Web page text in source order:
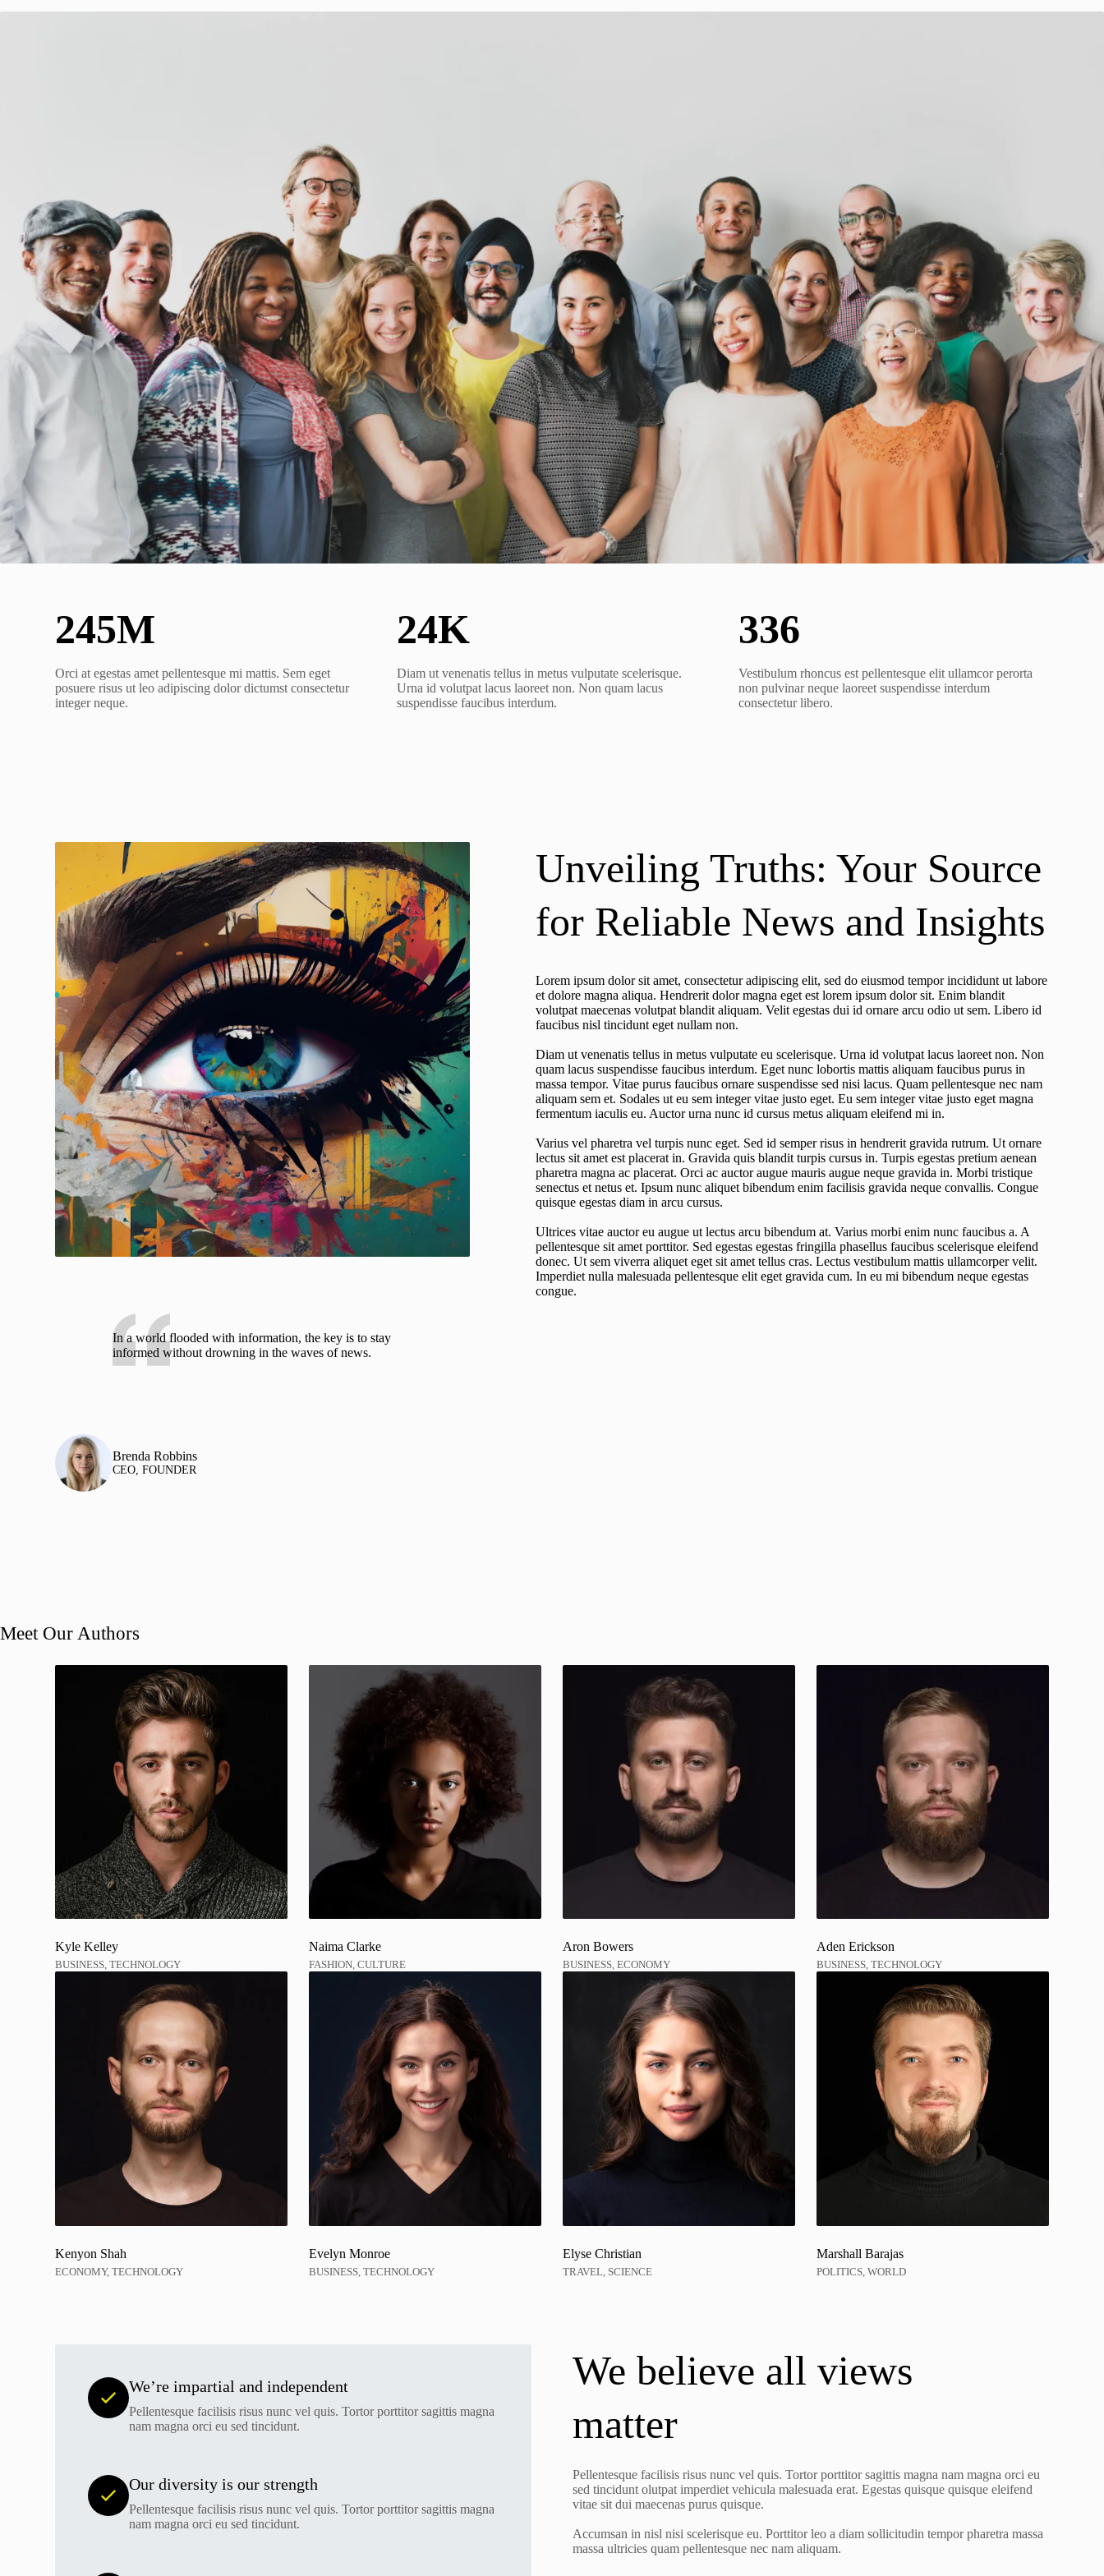
250M
Orci at egestas amet pellentesque mi mattis. Sem eget
posuere risus ut leo adipiscing dolor dictumst consectetur
integer neque.
25K
Diam ut venenatis tellus in metus vulputate scelerisque.
Urna id volutpat lacus laoreet non. Non quam lacus
suspendisse faucibus interdum.
342
Vestibulum rhoncus est pellentesque elit ullamcor perorta
non pulvinar neque laoreet suspendisse interdum
consectetur libero.
In a world flooded with information, the key is to stay
informed without drowning in the waves of news.
Brenda Robbins
CEO, FOUNDER
Unveiling Truths: Your Source
for Reliable News and Insights
Lorem ipsum dolor sit amet, consectetur adipiscing elit, sed do eiusmod tempor incididunt ut labore
et dolore magna aliqua. Hendrerit dolor magna eget est lorem ipsum dolor sit. Enim blandit
volutpat maecenas volutpat blandit aliquam. Velit egestas dui id ornare arcu odio ut sem. Libero id
faucibus nisl tincidunt eget nullam non.
Diam ut venenatis tellus in metus vulputate eu scelerisque. Urna id volutpat lacus laoreet non. Non
quam lacus suspendisse faucibus interdum. Eget nunc lobortis mattis aliquam faucibus purus in
massa tempor. Vitae purus faucibus ornare suspendisse sed nisi lacus. Quam pellentesque nec nam
aliquam sem et. Sodales ut eu sem integer vitae justo eget. Eu sem integer vitae justo eget magna
fermentum iaculis eu. Auctor urna nunc id cursus metus aliquam eleifend mi in.
Varius vel pharetra vel turpis nunc eget. Sed id semper risus in hendrerit gravida rutrum. Ut ornare
lectus sit amet est placerat in. Gravida quis blandit turpis cursus in. Turpis egestas pretium aenean
pharetra magna ac placerat. Orci ac auctor augue mauris augue neque gravida in. Morbi tristique
senectus et netus et. Ipsum nunc aliquet bibendum enim facilisis gravida neque convallis. Congue
quisque egestas diam in arcu cursus.
Ultrices vitae auctor eu augue ut lectus arcu bibendum at. Varius morbi enim nunc faucibus a. A
pellentesque sit amet porttitor. Sed egestas egestas fringilla phasellus faucibus scelerisque eleifend
donec. Ut sem viverra aliquet eget sit amet tellus cras. Lectus vestibulum mattis ullamcorper velit.
Imperdiet nulla malesuada pellentesque elit eget gravida cum. In eu mi bibendum neque egestas
congue.
Meet Our Authors
Kyle Kelley
BUSINESS, TECHNOLOGY
Naima Clarke
FASHION, CULTURE
Aron Bowers
BUSINESS, ECONOMY
Aden Erickson
BUSINESS, TECHNOLOGY
Kenyon Shah
ECONOMY, TECHNOLOGY
Evelyn Monroe
BUSINESS, TECHNOLOGY
Elyse Christian
TRAVEL, SCIENCE
Marshall Barajas
POLITICS, WORLD
We’re impartial and independent
Pellentesque facilisis risus nunc vel quis. Tortor porttitor sagittis magna
nam magna orci eu sed tincidunt.
Our diversity is our strength
Pellentesque facilisis risus nunc vel quis. Tortor porttitor sagittis magna
nam magna orci eu sed tincidunt.
We believe all views
matter
Pellentesque facilisis risus nunc vel quis. Tortor porttitor sagittis magna nam magna orci eu
sed tincidunt olutpat imperdiet vehicula malesuada erat. Egestas quisque quisque eleifend
vitae sit dui maecenas purus quisque.
Accumsan in nisl nisi scelerisque eu. Porttitor leo a diam sollicitudin tempor pharetra massa
massa ultricies quam pellentesque nec nam aliquam.